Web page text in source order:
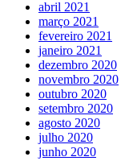
abril 2021
março 2021
fevereiro 2021
janeiro 2021
dezembro 2020
novembro 2020
outubro 2020
setembro 2020
agosto 2020
julho 2020
junho 2020